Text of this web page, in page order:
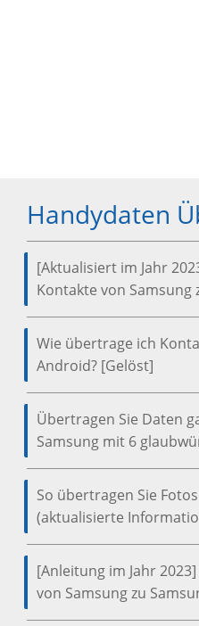
Handydaten
[Aktualisiert im Jahr
Kontakte von Samsung
Wie übertrage ich
Android? [Gelöst]
Übertragen Sie Daten
Samsung mit 6
So übertragen Sie
(aktualisierte
[Anleitung im Jahr
von Samsung zu